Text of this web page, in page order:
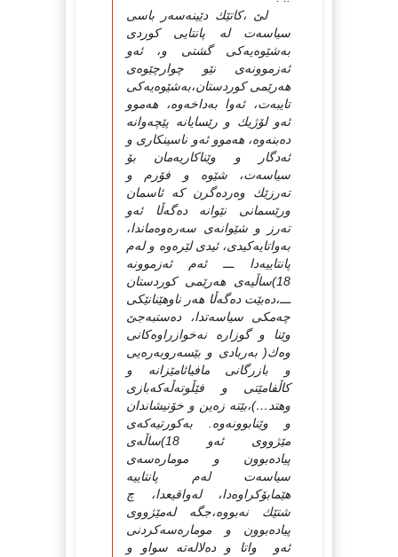
لێ‌ ،كاتێك دێینه‌سه‌ر باسی
سیاسه‌ت له‌ پانتایی كوردی
به‌شێوه‌یه‌كی گشتی و، ئه‌و
ئه‌زموونه‌ی نێو چوارچێوه‌ی
هه‌رێمی كوردستان،به‌شێوه‌یه‌كی
تایبه‌ت، ئه‌وا به‌داخه‌وه‌، هه‌موو
ئه‌و لۆژیك و رێسایانه‌ پێچه‌وانه‌
ده‌بنه‌وه‌، هه‌موو ئه‌و ناسینكاری و
ئه‌دگار و وێناكاریه‌مان بۆ
سیاسه‌ت، شێوه‌ و فۆرم و
ته‌رزێك وه‌رده‌گرن كه‌ ئاسمان
ورێسمانی نێوانه‌ ده‌گه‌ڵا ئه‌و
ته‌رز و شێوانه‌ی سه‌ره‌وه‌ماندا،
به‌واتایه‌كیدی، ئیدی لێره‌وه‌ و له‌م
پانتاییه‌دا ـــ ئه‌م ئه‌زموونه‌
18)ساڵیه‌ی هه‌رێمی كوردستان
ـــ،ده‌بێت ده‌گه‌ڵا هه‌ر ناوهێنانێكی
چه‌مكی سیاسه‌تدا، ده‌ستبه‌جێ‌
وێنا و گوزاره‌ نه‌خوازراوه‌كانی
وه‌ك( به‌ربادی و بێسه‌روبه‌ره‌یی
و بازرگانی مافیائامێزانه‌ و
كاڵفامێتی و فێڵوته‌ڵه‌كه‌بازی
وهتد…)،بێته‌ زه‌ین و خۆنیشاندان
و وێنابوونه‌وه‌. به‌كورتیه‌كه‌ی
مێژووی ئه‌و 18)ساڵه‌ی
پیاده‌بوون و موماره‌سه‌ی
سیاسه‌ت له‌م پانتاییه‌
هێمابۆكراوه‌دا، له‌واقیعدا، چ
شتێك نه‌بووه‌،جگه‌ له‌مێژووی
پیاده‌بوون و موماره‌سه‌كردنی
ئه‌و واتا و ده‌لاله‌ته‌ سواو و